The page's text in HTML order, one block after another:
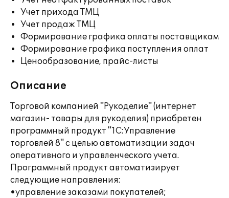
Учет прихода ТМЦ
Учет продаж ТМЦ
Формирование графика оплаты поставщикам
Формирование графика поступления оплат
Ценообразование, прайс-листы
Описание
Торговой компанией "Рукоделие" (интернет
магазин- товары для рукоделия) приобретен
программный продукт "1С:Управление
торговлей 8" с целью автоматизации задач
оперативного и управленческого учета.
Программный продукт автоматизирует
следующие направления:
•управление заказами покупателей;